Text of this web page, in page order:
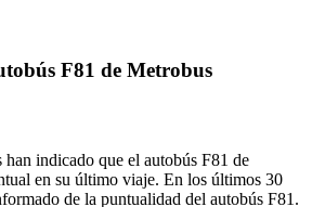
F81 de Metrobus
han indicado que el autobús F81 de
en su último viaje. En los últimos 30
de la puntualidad del autobús F81.